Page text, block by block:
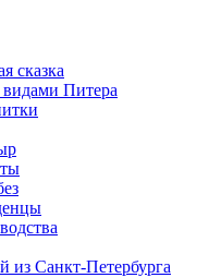
сказка
Питера
из Санкт-Петербурга